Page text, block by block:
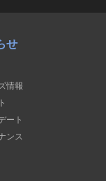
せ
情報
ート
ンス